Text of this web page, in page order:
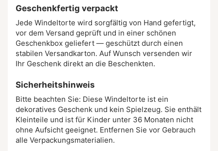
Geschenkfertig verpackt
Jede Windeltorte wird sorgfältig von Hand gefertigt,
vor dem Versand geprüft und in einer schönen
Geschenkbox geliefert — geschützt durch einen
stabilen Versandkarton. Auf Wunsch versenden wir
Ihr Geschenk direkt an die Beschenkten.
Sicherheitshinweis
Bitte beachten Sie: Diese Windeltorte ist ein
dekoratives Geschenk und kein Spielzeug. Sie enthält
Kleinteile und ist für Kinder unter 36 Monaten nicht
ohne Aufsicht geeignet. Entfernen Sie vor Gebrauch
alle Verpackungsmaterialien.